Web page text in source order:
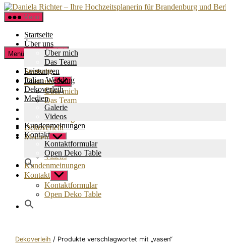
Zum
Inhalt
springen
Menü
Startseite
Über uns
Über mich
Das Team
Leistungen
Italian Wedding
Dekoverleih
Medien
Galerie
Videos
Kundenmeinungen
Kontakt
Kontaktformular
Open Deko Table
Menü schließen
Startseite
Über uns Untermenü
anzeigen
Über mich
Das Team
Leistungen
Italian Wedding
Dekoverleih
Medien Untermenü
anzeigen
Galerie
Videos
Kundenmeinungen
Kontakt Untermenü
anzeigen
Kontaktformular
Open Deko Table
Dekoverleih / Produkte verschlagwortet mit „vasen“